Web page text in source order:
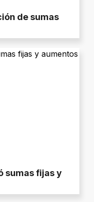
de sumas
sumas fijas y